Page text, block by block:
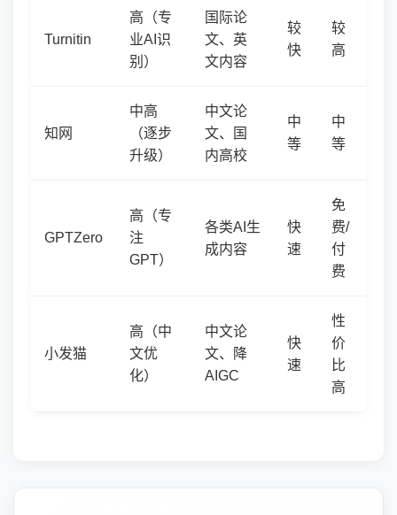
Turnitin
高（专
业AI识
别）
国际论
文、英
文内容
较
快
较
高
知网
中高
（逐步
升级）
中文论
文、国
内高校
中
等
中
等
GPTZero
高（专
注
GPT）
各类AI生
成内容
快
速
免
费/
付
费
小发猫
高（中
文优
化）
中文论
文、降
AIGC
快
速
性
价
比
高